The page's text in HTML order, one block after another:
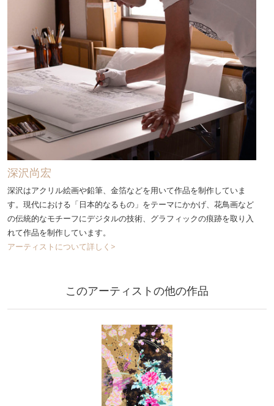
深沢尚宏
深沢はアクリル絵画や鉛筆、金箔などを用いて作品を制作していま
す。現代における「日本的なるもの」をテーマにかかげ、花鳥画など
の伝統的なモチーフにデジタルの技術、グラフィックの痕跡を取り入
れて作品を制作しています。
アーティストについて詳しく>
このアーティストの他の作品